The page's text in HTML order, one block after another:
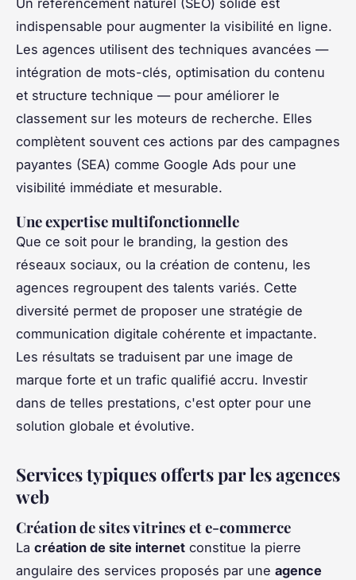
Un référencement naturel (SEO) solide est
indispensable pour augmenter la visibilité en ligne.
Les agences utilisent des techniques avancées —
intégration de mots-clés, optimisation du contenu
et structure technique — pour améliorer le
classement sur les moteurs de recherche. Elles
complètent souvent ces actions par des campagnes
payantes (SEA) comme Google Ads pour une
visibilité immédiate et mesurable.
Une expertise multifonctionnelle
Que ce soit pour le branding, la gestion des
réseaux sociaux, ou la création de contenu, les
agences regroupent des talents variés. Cette
diversité permet de proposer une stratégie de
communication digitale cohérente et impactante.
Les résultats se traduisent par une image de
marque forte et un trafic qualifié accru. Investir
dans de telles prestations, c'est opter pour une
solution globale et évolutive.
Services typiques offerts par les agences
web
Création de sites vitrines et e-commerce
La création de site internet constitue la pierre
angulaire des services proposés par une agence